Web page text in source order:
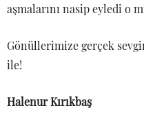
aşmalarını nasip eyledi o
Gönüllerimize gerçek
ile!
Halenur Kırıkbaş